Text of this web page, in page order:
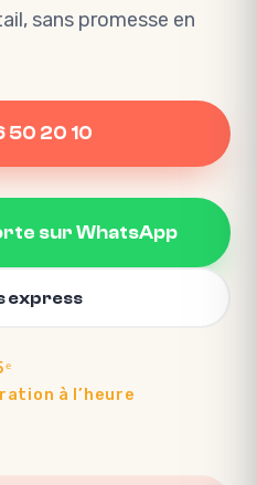
sans promesse en
50 20 10
sur WhatsApp
express
à l’heure